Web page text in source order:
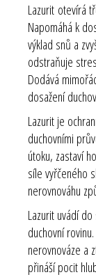
Lazurit otevírá
Napomáhá k
výklad snů a
odstraňuje
Dodává
dosažení
Lazurit je
duchovními
útoku, zastaví
síle vyřčeného
nerovnováhu
Lazurit uvádí
duchovní
nerovnováze a
přináší pocit